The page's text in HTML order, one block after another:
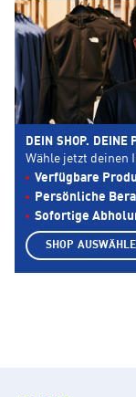
DEIN SHOP. DEINE
Wähle jetzt deinen
Verfügbare
Persönliche
Sofortige